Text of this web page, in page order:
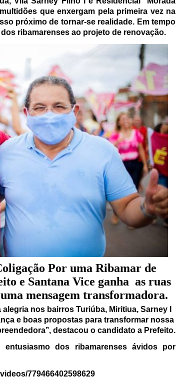
que enxergam pela primeira vez na
próximo de tornar-se realidade. Em tempo
ribamarenses ao projeto de renovação.
Por uma Ribamar de
e Santana Vice ganha as ruas
mensagem transformadora.
nos bairros Turiúba, Miritiua, Sarney I
e boas propostas para transformar nossa
destacou o candidato a Prefeito.
dos ribamarenses ávidos por
779466402598629